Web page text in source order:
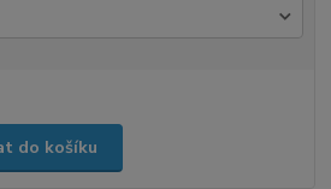
do košíku